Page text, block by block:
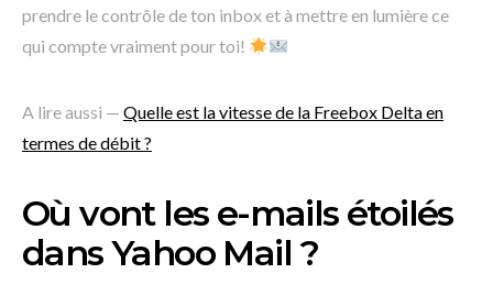
prendre le contrôle de ton inbox et à mettre en lumière ce
qui compte vraiment pour toi!
A lire aussi — Quelle est la vitesse de la Freebox Delta en
termes de débit ?
Où vont les e-mails étoilés
dans Yahoo Mail ?